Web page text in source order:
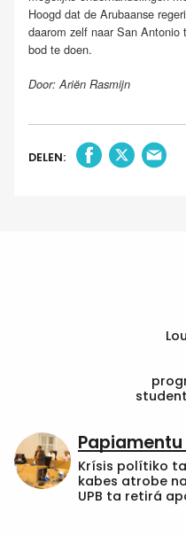
Hoogd dat de Arubaanse
daarom zelf naar San
bod te doen.
Door: Ariën Rasmijn
DELEN:
Krísis polítiko
kabes atrobe
UPB ta retirá